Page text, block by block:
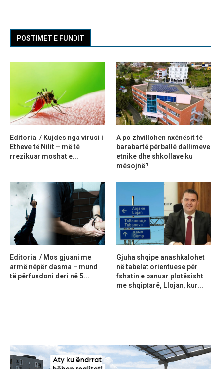
POSTIMET E FUNDIT
Editorial / Kujdes nga virusi i
Etheve të Nilit – më të
rrezikuar moshat e...
A po zhvillohen nxënësit të
barabartë përballë dallimeve
etnike dhe shkollave ku
mësojnë?
Editorial / Mos gjuani me
armë nëpër dasma – mund
të përfundoni deri në 5...
Gjuha shqipe anashkalohet
në tabelat orientuese për
fshatin e banuar plotësisht
me shqiptarë, Llojan, kur...